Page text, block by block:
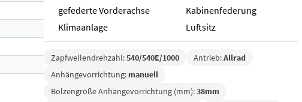
gefederte Vorderachse
Kabinenfederung
Klimaanlage
Luftsitz
Zapfwellendrehzahl:540/540E/1000 Antrieb:Allrad
Anhängevorrichtung: manuell
Bolzengröße Anhängevorrichtung (mm):38mm